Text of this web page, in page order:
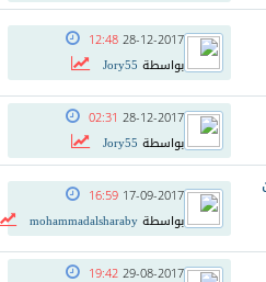
28-12-2017
12:48
بواسطة Jory55
28-12-2017
02:31
بواسطة Jory55
17-09-2017
16:59
بواسطةmohammadalsharaby
29-08-2017
19:42